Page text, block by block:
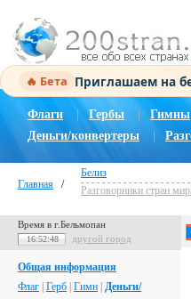
🔥 Бета Приглашаем на
Флаги Гербы Гимны
Деньги/конвертеры
Главная /
Белиз
Разговорники стран
Время в г.Бельмопан
16:52:49 другой город
Общая информация
Флаг Герб Гимн Деньги/